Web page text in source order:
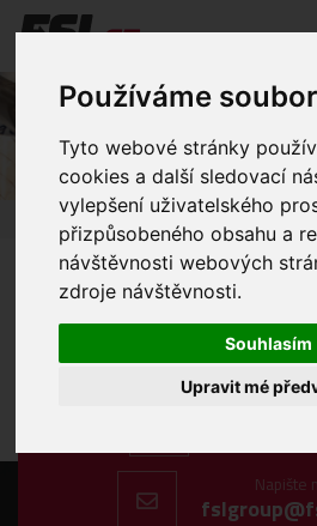
Používáme
Tyto webové stránky
cookies a další sledovací
vylepšení uživatelského
přizpůsobeného obsahu a
návštěvnosti webových
zdroje návštěvnosti.
Souhlasím
Upravit mé
Mediální soubory
Napište